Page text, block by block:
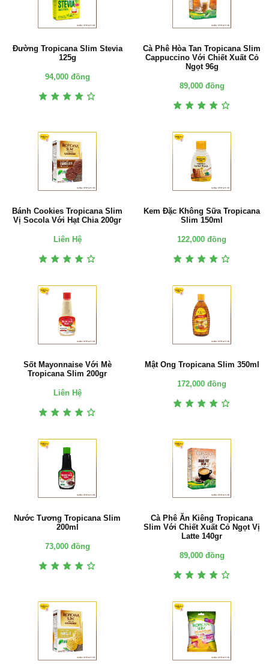
Đường Tropicana Slim Stevia
125g
94,000 đồng
Cà Phê Hòa Tan Tropicana Slim
Cappuccino Với Chiết Xuất Cỏ
Ngọt 96g
89,000 đồng
Bánh Cookies Tropicana Slim
Vị Socola Với Hạt Chia 200gr
Liên Hệ
Kem Đặc Không Sữa Tropicana
Slim 150ml
122,000 đồng
Sốt Mayonnaise Với Mè
Tropicana Slim 200gr
Liên Hệ
Mật Ong Tropicana Slim 350ml
172,000 đồng
Nước Tương Tropicana Slim
200ml
73,000 đồng
Cà Phê Ăn Kiêng Tropicana
Slim Với Chiết Xuất Cỏ Ngọt Vị
Latte 140gr
89,000 đồng